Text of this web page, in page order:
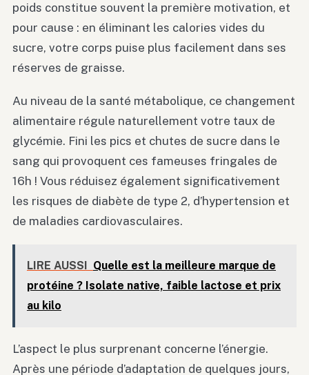
poids constitue souvent la première motivation, et
pour cause : en éliminant les calories vides du
sucre, votre corps puise plus facilement dans ses
réserves de graisse.
Au niveau de la santé métabolique, ce changement
alimentaire régule naturellement votre taux de
glycémie. Fini les pics et chutes de sucre dans le
sang qui provoquent ces fameuses fringales de
16h ! Vous réduisez également significativement
les risques de diabète de type 2, d’hypertension et
de maladies cardiovasculaires.
LIRE AUSSI
Quelle est la meilleure marque de
protéine ? Isolate native, faible lactose et prix
au kilo
L’aspect le plus surprenant concerne l’énergie.
Après une période d’adaptation de quelques jours,